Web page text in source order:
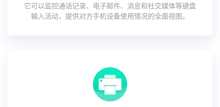
它可以监控通话记录、电子邮件、消息和社交媒体等键盘
输入活动，提供对方手机设备使用情况的全面视图。